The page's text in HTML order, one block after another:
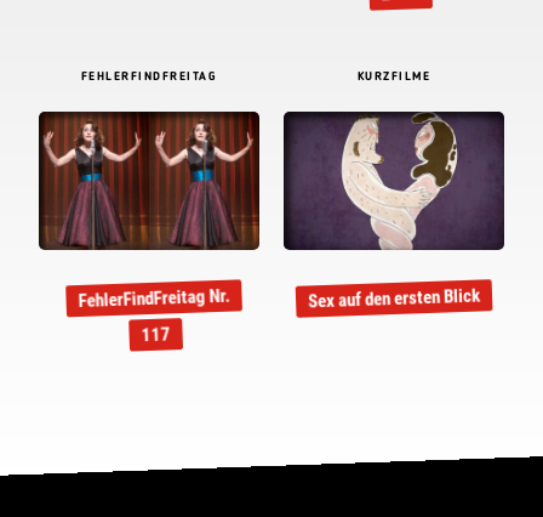
FEHLERFINDFREITAG
FehlerFindFreitag Nr.
117
KURZFILME
Sex auf den ersten Blick